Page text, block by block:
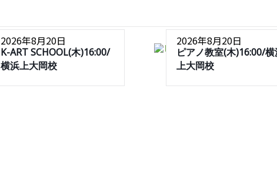
2026年8月20日
K-ART SCHOOL(木)16:00/
横浜上大岡校
2026年8月20日
ピアノ教室(木)16:00/
上大岡校